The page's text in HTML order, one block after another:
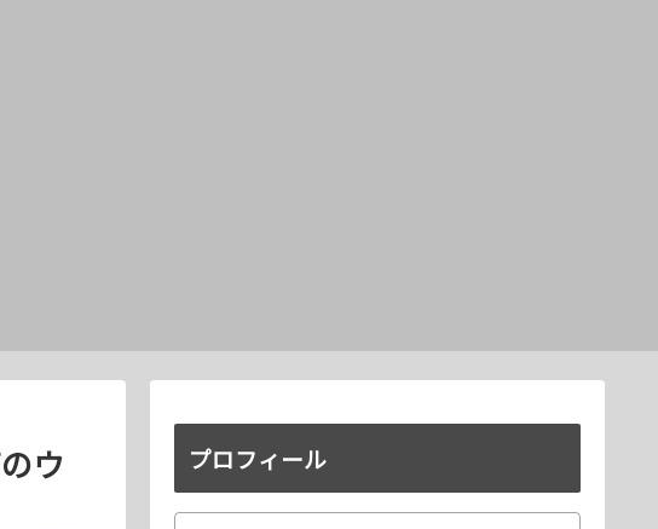
ウ
プロフィール